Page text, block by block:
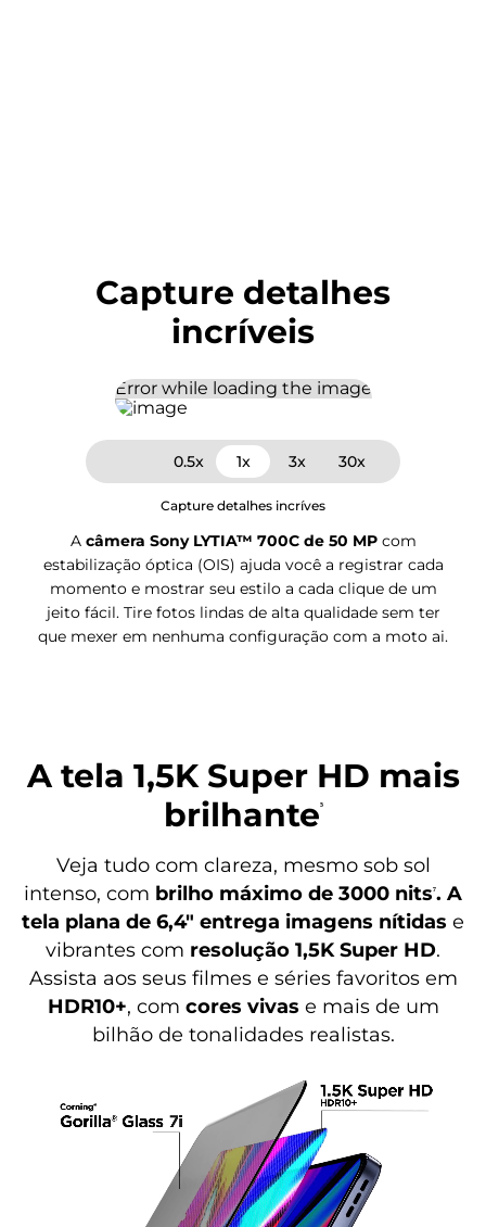
Capture detalhes
incríveis
0.5x 1x 3x 30x
Capture detalhes incríves
A câmera Sony LYTIA™ 700C de 50 MPcom
estabilização óptica (OIS) ajuda você a registrar cada
momento e mostrar seu estilo a cada clique de um
jeito fácil. Tire fotos lindas de alta qualidade sem ter
que mexer em nenhuma configuração com a moto ai.
A tela 1,5K Super HD mais
brilhante⁵
Veja tudo com clareza, mesmo sob sol
intenso, com brilho máximo de 3000 nits⁷. A
tela plana de 6,4" entrega imagens nítidas e
vibrantes com resolução 1,5K Super HD.
Assista aos seus filmes e séries favoritos em
HDR10+, com cores vivas e mais de um
bilhão de tonalidades realistas.